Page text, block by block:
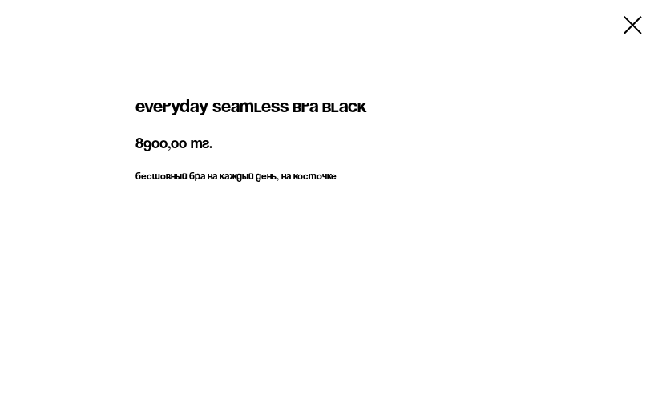
Everyday Seamless bra black
8900,00 тг.
Бесшовный бра на каждый день, на косточке